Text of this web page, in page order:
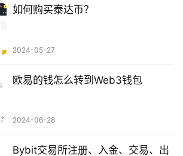
如何购买泰达币？
2024-05-27
欧易的钱怎么转到Web3钱包
2024-06-28
Bybit交易所注册、入金、交易、出